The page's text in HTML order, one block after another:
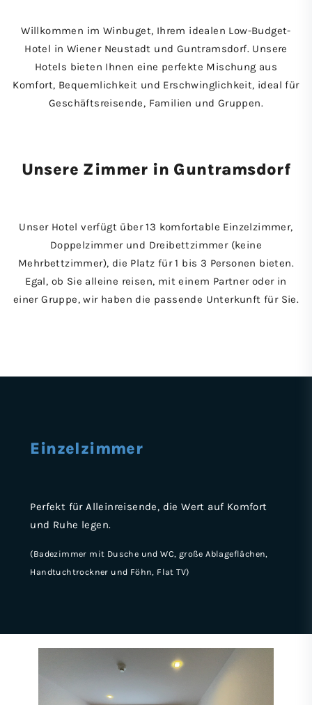
Willkommen im Winbuget, Ihrem idealen Low-Budget-
Hotel in Wiener Neustadt und Guntramsdorf. Unsere
Hotels bieten Ihnen eine perfekte Mischung aus
Komfort, Bequemlichkeit und Erschwinglichkeit, ideal für
Geschäftsreisende, Familien und Gruppen.
Unsere Zimmer in Guntramsdorf
Unser Hotel verfügt über 13 komfortable Einzelzimmer,
Doppelzimmer und Dreibettzimmer (keine
Mehrbettzimmer), die Platz für 1 bis 3 Personen bieten.
Egal, ob Sie alleine reisen, mit einem Partner oder in
einer Gruppe, wir haben die passende Unterkunft für Sie.
Einzelzimmer
Perfekt für Alleinreisende, die Wert auf Komfort
und Ruhe legen.
(Badezimmer mit Dusche und WC, große Ablageflächen,
Handtuchtrockner und Föhn, Flat TV)